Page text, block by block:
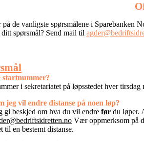
de vanligste spørsmålene i Sparebanken
spørsmål? Send mail til
startnummer?
i sekretariatet på løpsstedet hver
jeg vil endre distanse på noen løp?
gi beskjed om hva du vil endre før du løper.
Vær oppmerksom på
til en bestemt distanse.